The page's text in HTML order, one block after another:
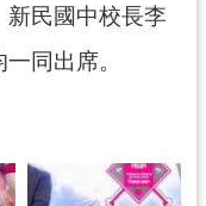
民國中校長李
同出席。